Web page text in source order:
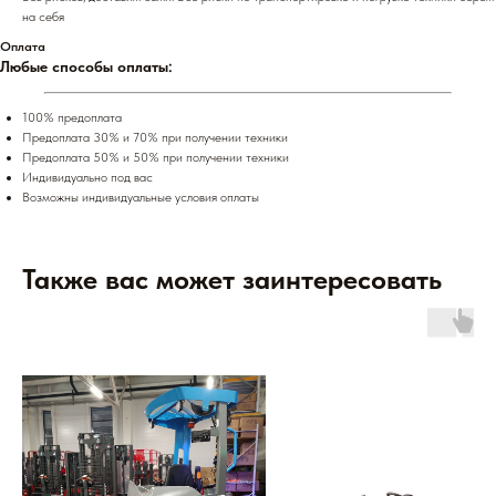
на себя
Оплата
Любые способы оплаты:
100% предоплата
Предоплата 30% и 70% при получении техники
Предоплата 50% и 50% при получении техники
Индивидуально под вас
Возможны индивидуальные условия оплаты
Также вас может заинтересовать